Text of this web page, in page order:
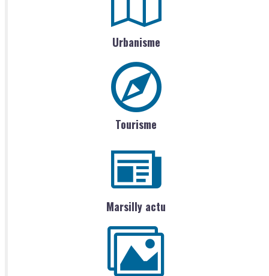
Urbanisme
Tourisme
Marsilly actu